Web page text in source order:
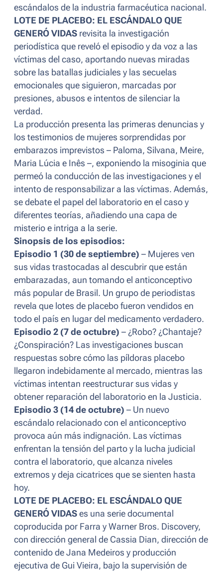
escándalos de la industria farmacéutica nacional.
LOTE DE PLACEBO: EL ESCÁNDALO QUE
GENERÓ VIDAS revisita la investigación
periodística que reveló el episodio y da voz a las
víctimas del caso, aportando nuevas miradas
sobre las batallas judiciales y las secuelas
emocionales que siguieron, marcadas por
presiones, abusos e intentos de silenciar la
verdad.
La producción presenta las primeras denuncias y
los testimonios de mujeres sorprendidas por
embarazos imprevistos – Paloma, Silvana, Meire,
Maria Lúcia e Inês –, exponiendo la misoginia que
permeó la conducción de las investigaciones y el
intento de responsabilizar a las víctimas. Además,
se debate el papel del laboratorio en el caso y
diferentes teorías, añadiendo una capa de
misterio e intriga a la serie.
Sinopsis de los episodios:
Episodio 1 (30 de septiembre) – Mujeres ven
sus vidas trastocadas al descubrir que están
embarazadas, aun tomando el anticonceptivo
más popular de Brasil. Un grupo de periodistas
revela que lotes de placebo fueron vendidos en
todo el país en lugar del medicamento verdadero.
Episodio 2 (7 de octubre) – ¿Robo? ¿Chantaje?
¿Conspiración? Las investigaciones buscan
respuestas sobre cómo las píldoras placebo
llegaron indebidamente al mercado, mientras las
víctimas intentan reestructurar sus vidas y
obtener reparación del laboratorio en la Justicia.
Episodio 3 (14 de octubre) – Un nuevo
escándalo relacionado con el anticonceptivo
provoca aún más indignación. Las víctimas
enfrentan la tensión del parto y la lucha judicial
contra el laboratorio, que alcanza niveles
extremos y deja cicatrices que se sienten hasta
hoy.
LOTE DE PLACEBO: EL ESCÁNDALO QUE
GENERÓ VIDAS es una serie documental
coproducida por Farra y Warner Bros. Discovery,
con dirección general de Cassia Dian, dirección de
contenido de Jana Medeiros y producción
ejecutiva de Gui Vieira, bajo la supervisión de